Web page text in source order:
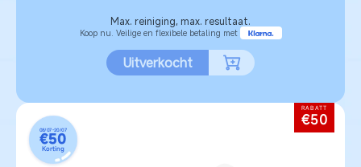
Max. reiniging, max. resultaat.
Koop nu. Veilige en flexibele betaling met
Uitverkocht
08/07-20/07
€50
Korting
RABATT
€50